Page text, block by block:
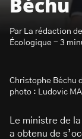
Béchu
Par La rédaction
Écologique - 3
Christophe Béchu
photo : Ludovic
Le ministre de
a obtenu de
S’abonner